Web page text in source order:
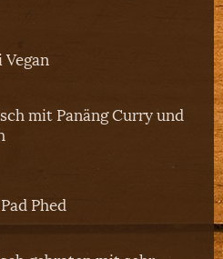
Gai Vegan
mit Panäng Curry und
Pad Phed